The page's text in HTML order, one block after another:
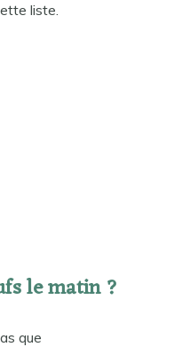
liste.
le matin ?
que